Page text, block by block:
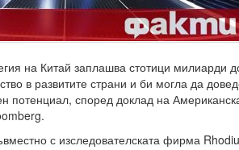
на Китай заплашва стотици милиарди
в развитите страни и би могла да
потенциал, според доклад на
с изследователската фирма